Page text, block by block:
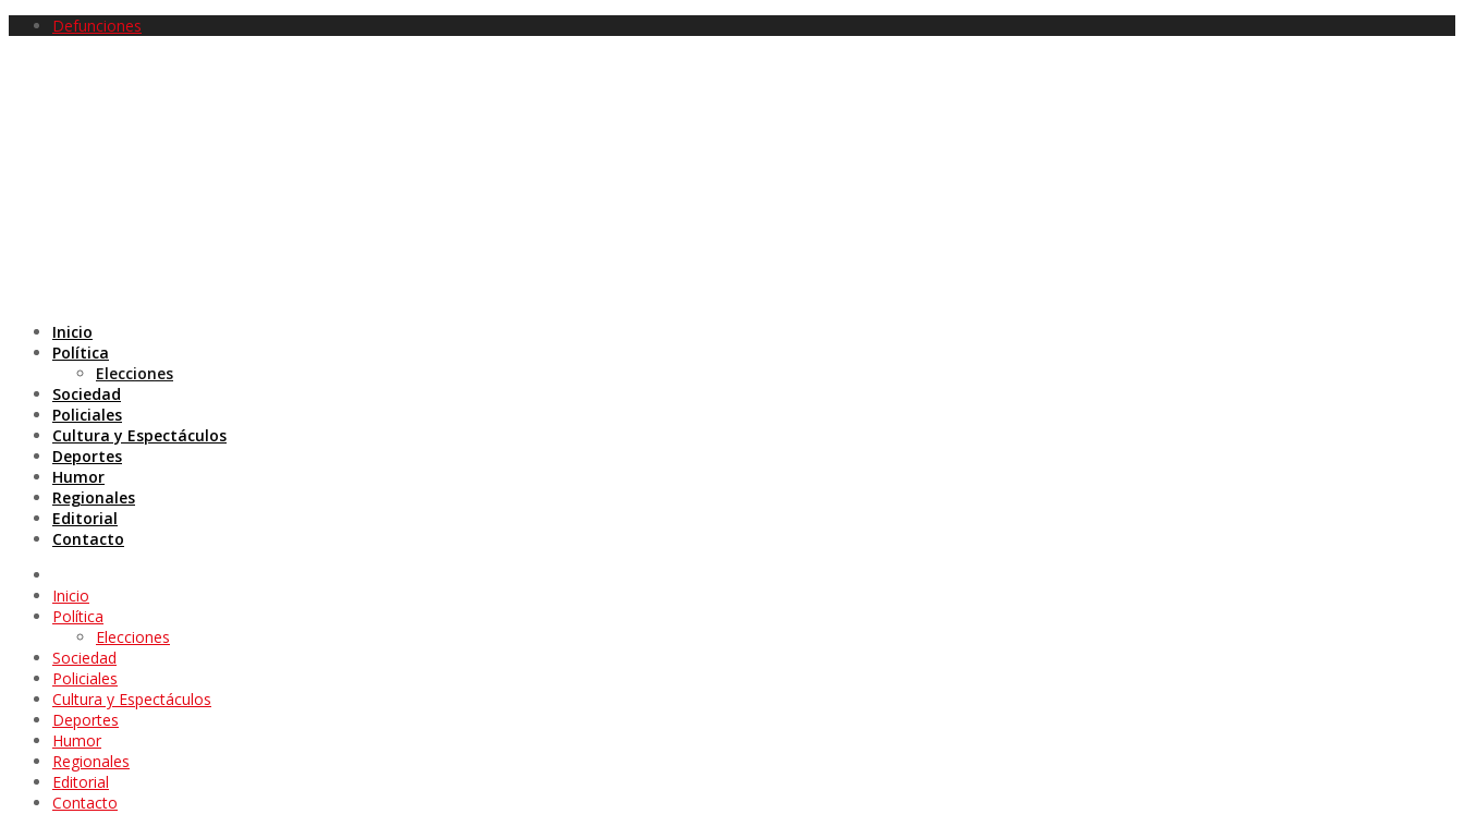
Defunciones
Inicio
Política
Elecciones
Sociedad
Policiales
Cultura y Espectáculos
Deportes
Humor
Regionales
Editorial
Contacto
Inicio
Política
Elecciones
Sociedad
Policiales
Cultura y Espectáculos
Deportes
Humor
Regionales
Editorial
Contacto